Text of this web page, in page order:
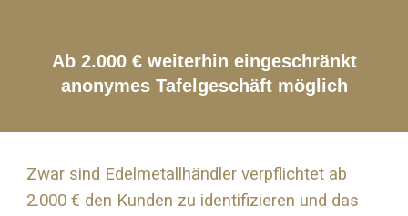
Ab 2.000 € weiterhin eingeschränkt
anonymes Tafelgeschäft möglich
Zwar sind Edelmetallhändler verpflichtet ab
2.000 € den Kunden zu identifizieren und das